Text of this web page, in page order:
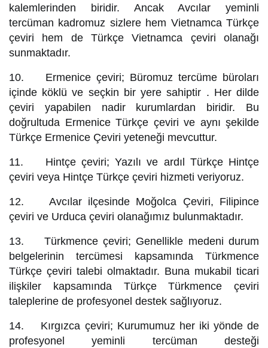
kalemlerinden biridir. Ancak Avcılar yeminli
tercüman kadromuz sizlere hem Vietnamca Türkçe
çeviri hem de Türkçe Vietnamca çeviri olanağı
sunmaktadır.
10. Ermenice çeviri; Büromuz tercüme büroları
içinde köklü ve seçkin bir yere sahiptir . Her dilde
çeviri yapabilen nadir kurumlardan biridir. Bu
doğrultuda Ermenice Türkçe çeviri ve aynı şekilde
Türkçe Ermenice Çeviri yeteneği mevcuttur.
11. Hintçe çeviri; Yazılı ve ardıl Türkçe Hintçe
çeviri veya Hintçe Türkçe çeviri hizmeti veriyoruz.
12. Avcılar ilçesinde Moğolca Çeviri, Filipince
çeviri ve Urduca çeviri olanağımız bulunmaktadır.
13. Türkmence çeviri; Genellikle medeni durum
belgelerinin tercümesi kapsamında Türkmence
Türkçe çeviri talebi olmaktadır. Buna mukabil ticari
ilişkiler kapsamında Türkçe Türkmence çeviri
taleplerine de profesyonel destek sağlıyoruz.
14. Kırgızca çeviri; Kurumumuz her iki yönde de
profesyonel yeminli tercüman desteği